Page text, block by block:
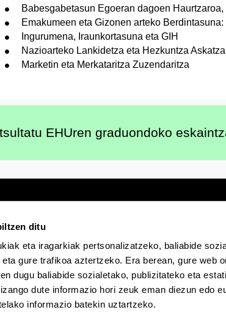
ditu
eta iragarkiak pertsonalizatzeko, baliabide
gure trafikoa aztertzeko. Era berean, gure web
dugu baliabide sozialetako, publizitateko eta
dute informazio hori zeuk eman diezun edo
informazio batekin uztartzeko.
Babesgabetasun Egoeran dagoen
Emakumeen eta Gizonen arteko
Ingurumena, Iraunkortasuna eta GIH
Nazioarteko Lankidetza eta Hezkuntza
Marketin eta Merkataritza Zuzendaritza
EHUren graduondoko
Egoitza elektronikoa Irisgarritasuna
EHU Tiktok-en
EHU